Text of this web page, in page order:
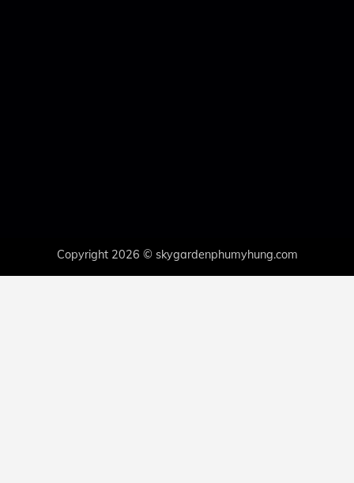
Copyright 2026 © skygardenphumyhung.com